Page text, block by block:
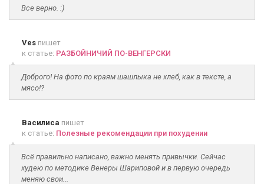
Все верно. :)
Ves пишет
к статье: РАЗБОЙНИЧИЙ ПО-ВЕНГЕРСКИ
Доброго! На фото по краям шашлыка не хлеб, как в тексте, а
мясо!?
Василиса пишет
к статье: Полезные рекомендации при похудении
Всё правильно написано, важно менять привычки. Сейчас
худею по методике Венеры Шариповой и в первую очередь
меняю свои...